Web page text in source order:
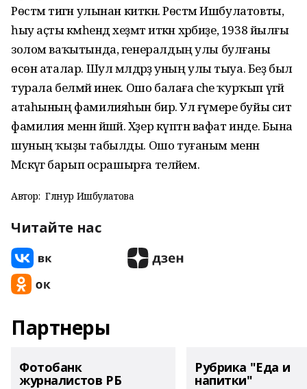
Рөстәм тигән улынан киткән. Рөстәм Ишбулатовты,
һыу аҫты кәмәһендә хеҙмәт иткән хәрбиҙе, 1938 йылғы
золом ваҡытында, генералдың улы булғаны
өсөн аталар. Шул мәлдәрҙә уның улы тыуа. Беҙ был
турала белмәй инек. Ошо балаға әсәһе ҡурҡып үгәй
атаһының фамилияһын бирә. Ул ғүмере буйы сит
фамилия менән йәшәй. Хәҙер күптән вафат инде. Бына
шуның ҡыҙы табылды. Ошо туғаным менән
Мәскәүгә барып осрашырға теләйем.
Автор: Гөлнур Ишбулатова
Читайте нас
Партнеры
Фотобанк
журналистов РБ
Рубрика "Еда и
напитки"